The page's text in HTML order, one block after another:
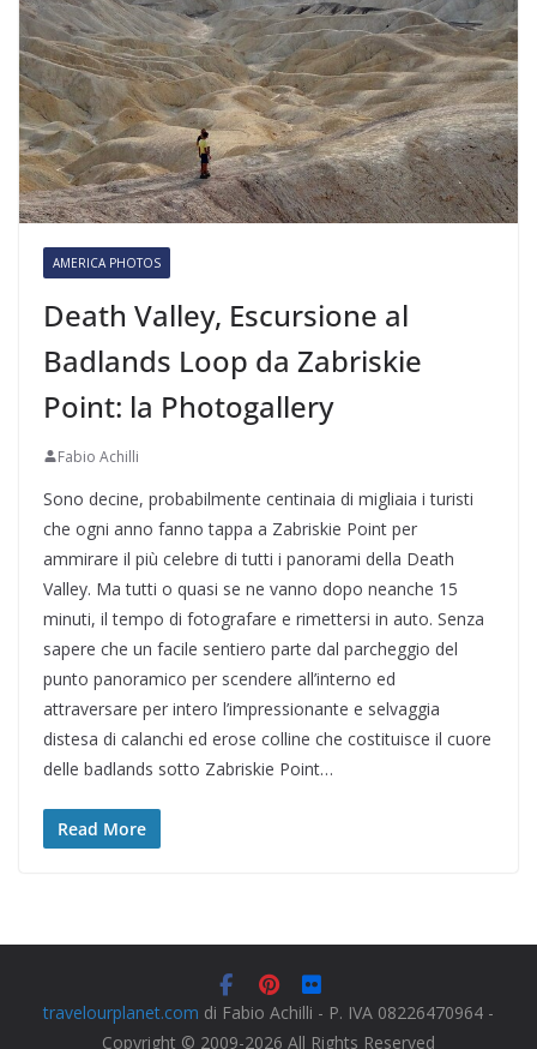
AMERICA PHOTOS
Death Valley, Escursione al
Badlands Loop da Zabriskie
Point: la Photogallery
Fabio Achilli
Sono decine, probabilmente centinaia di migliaia i turisti
che ogni anno fanno tappa a Zabriskie Point per
ammirare il più celebre di tutti i panorami della Death
Valley. Ma tutti o quasi se ne vanno dopo neanche 15
minuti, il tempo di fotografare e rimettersi in auto. Senza
sapere che un facile sentiero parte dal parcheggio del
punto panoramico per scendere all’interno ed
attraversare per intero l’impressionante e selvaggia
distesa di calanchi ed erose colline che costituisce il cuore
delle badlands sotto Zabriskie Point…
Read More
travelourplanet.com di Fabio Achilli - P. IVA 08226470964 -
Copyright © 2009-2026 All Rights Reserved